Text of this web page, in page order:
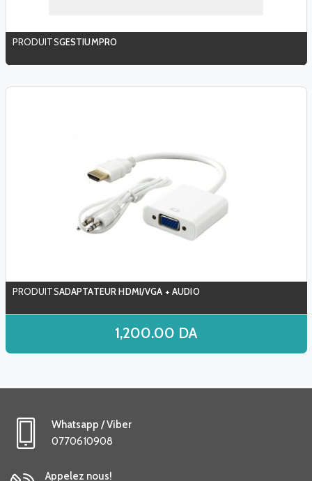
GESTIUMPRO
ADAPTATEUR HDMI/VGA + AUDIO
1,200.00 DA
Whatsapp / Viber
0770610908
Appelez nous!